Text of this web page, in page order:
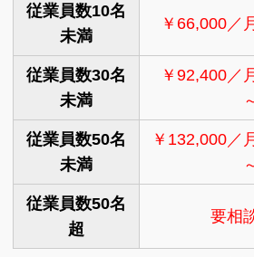
従業員数10名
未満
￥ 66,000／
従業員数30名
未満
￥ 92,400／
従業員数50名
未満
￥ 132,000／
従業員数50名
超
要相